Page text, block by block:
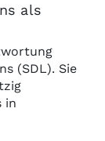
als
(SDL). Sie
in